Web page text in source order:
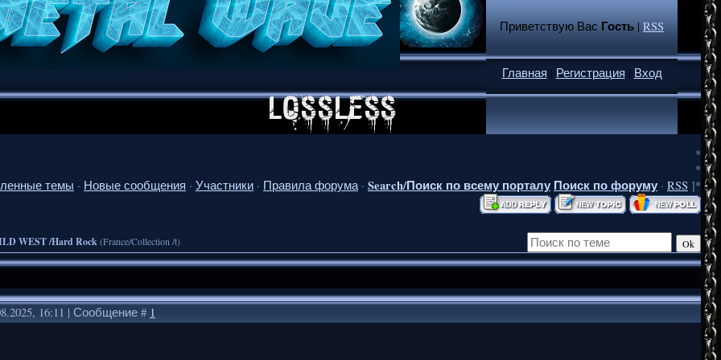
Приветствую Вас Гость|RSS
Главная | Регистрация | Вход
*
*
темы · Новые сообщения · Участники · Правила форума · Search/Поиск по всему порталу Поиск по форуму · RSS ]*
WEST /Hard Rock(France/Collection /t)
16:11 | Сообщение # 1